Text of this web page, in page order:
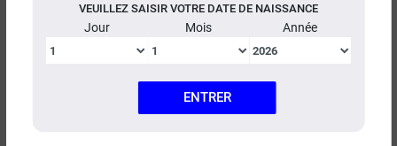
VEUILLEZ SAISIR VOTRE DATE DE NAISSANCE
Jour Mois Année
ENTRER